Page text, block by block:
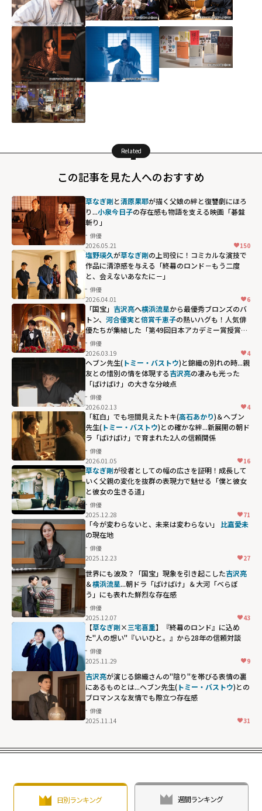
Related
この記事を見た人へのおすすめ
草なぎ剛と清原果耶が描く父娘の絆と復讐劇にほろ
り...小泉今日子の存在感も物語を支える映画「碁盤
斬り」
俳優
2026.05.21
150
塩野瑛久が草なぎ剛の上司役に！コミカルな演技で
作品に清涼感を与える「終幕のロンド－もう二度
と、会えないあなたに－」
俳優
2026.04.01
6
「国宝」 吉沢亮へ横浜流星から最優秀ブロンズのバ
トン、 河合優実と倍賞千恵子の熱いハグも！人気俳
優たちが集結した「第49回日本アカデミー賞授賞
式」の名場面
俳優
2026.03.19
4
ヘブン先生(トミー・バストウ)と錦織の別れの時...親
友との惜別の情を体現する吉沢亮の凄みも光った
「ばけばけ」の大きな分岐点
俳優
2026.02.13
4
「紅白」でも垣間見えたトキ(高石あかり)＆ヘブン
先生(トミー・バストウ)との確かな絆...新展開の朝ド
ラ「ばけばけ」で育まれた2人の信頼関係
俳優
2026.01.05
16
草なぎ剛が役者としての幅の広さを証明！成長して
いく父親の変化を抜群の表現力で魅せる「僕と彼女
と彼女の生きる道」
俳優
2025.12.28
71
「今が変わらないと、未来は変わらない」 ――
比嘉愛未
の現在地
俳優
2025.12.23
27
世界にも波及？「国宝」現象を引き起こした吉沢亮
＆横浜流星...朝ドラ「ばけばけ」＆大河「べらぼ
う」にも表れた鮮烈な存在感
俳優
2025.12.07
43
【草なぎ剛×三宅喜重】『終幕のロンド』に込め
た"人の想い"――『いいひと。』から28年の信頼対談
俳優
2025.11.29
9
スな友情でも際
width="304"
height="203"
吉沢亮が演じる錦織さんの"陰り"を帯びる表情の裏
にあるものとは...ヘブン先生(トミー・バストウ)との
ブロマンスな友情でも際立つ存在感
俳優
2025.11.14
31
日別ランキング 週間ランキング